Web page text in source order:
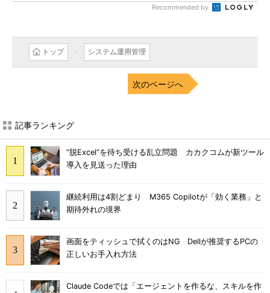
Recommended by
トップ システム運用管理
次のページへ
記事ランキング
“脱Excel”を待ち受ける乱立問題 カカクコムが新ツール
導入を見送った理由
継続利用は4割どまり M365 Copilotが「効く業務」と
期待外れの境界
画面をティッシュで拭くのはNG Dellが推奨するPCの
正しいお手入れ方法
Claude Codeでは「エージェントを作るな、スキルを作